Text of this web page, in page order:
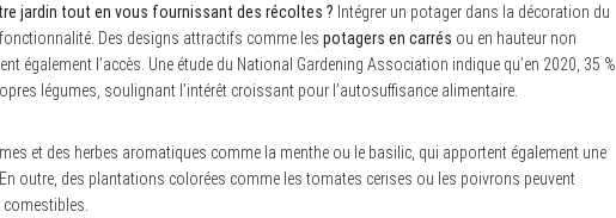
jardin tout en vous fournissant des récoltes ? Intégrer un potager dans la décoration du
Des designs attractifs comme les potagers en carrés ou en hauteur non
également l’accès. Une étude du National Gardening Association indique qu’en 2020, 35 %
légumes, soulignant l’intérêt croissant pour l’autosuffisance alimentaire.
et des herbes aromatiques comme la menthe ou le basilic, qui apportent également une
outre, des plantations colorées comme les tomates cerises ou les poivrons peuvent